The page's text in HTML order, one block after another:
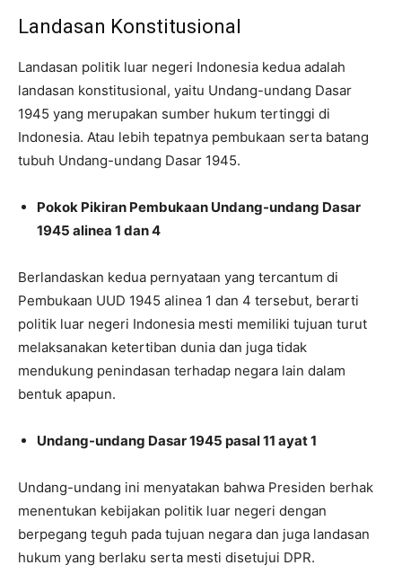
Landasan Konstitusional
Landasan politik luar negeri Indonesia kedua adalah
landasan konstitusional, yaitu Undang-undang Dasar
1945 yang merupakan sumber hukum tertinggi di
Indonesia. Atau lebih tepatnya pembukaan serta batang
tubuh Undang-undang Dasar 1945.
Pokok Pikiran Pembukaan Undang-undang Dasar
1945 alinea 1 dan 4
Berlandaskan kedua pernyataan yang tercantum di
Pembukaan UUD 1945 alinea 1 dan 4 tersebut, berarti
politik luar negeri Indonesia mesti memiliki tujuan turut
melaksanakan ketertiban dunia dan juga tidak
mendukung penindasan terhadap negara lain dalam
bentuk apapun.
Undang-undang Dasar 1945 pasal 11 ayat 1
Undang-undang ini menyatakan bahwa Presiden berhak
menentukan kebijakan politik luar negeri dengan
berpegang teguh pada tujuan negara dan juga landasan
hukum yang berlaku serta mesti disetujui DPR.